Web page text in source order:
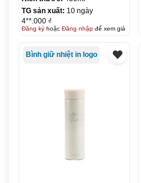
Tumbler 450ml KQ-BGN08
TG sản xuất: 10 ngày
4**.000 ₫
Đăng kýhoặc Đăng nhậpđể xem giá
Bình giữ nhiệt in logo